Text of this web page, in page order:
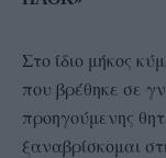
Στο ίδιο μήκος
που βρέθηκε σε
προηγούμενης
ξαναβρίσκομαι